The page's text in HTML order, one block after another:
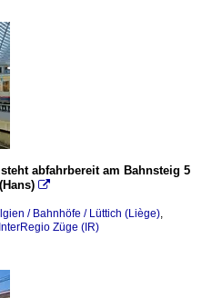
abfahrbereit am Bahnsteig 5

/ Bahnhöfe / Lüttich (Liège),
Züge (IR)